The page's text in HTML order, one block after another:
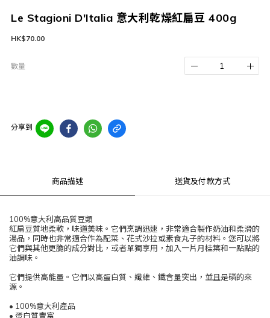
Le Stagioni D'Italia 意大利乾燥紅扁豆 400g
HK$70.00
數量
分享到
商品描述 送貨及付款方式
100%意大利高品質豆類
紅扁豆質地柔軟，味道美味。它們烹調迅速，非常適合製作奶油和柔滑的
湯品，同時也非常適合作為配菜、花式沙拉或素食丸子的材料。您可以將
它們與其他更脆的成分對比，或者單獨享用，加入一片月桂葉和一點點的
油調味。
它們提供高能量。它們以高蛋白質、纖維、鐵含量突出，並且是磷的來
源。
• 100%意大利產品
• 蛋白質豐富